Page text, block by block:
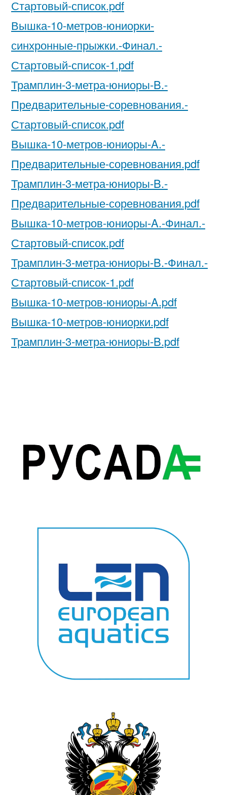
Стартовый-список.pdf
Вышка-10-метров-юниорки-
синхронные-прыжки.-Финал.-
Стартовый-список-1.pdf
Трамплин-3-метра-юниоры-B.-
Предварительные-соревнования.-
Стартовый-список.pdf
Вышка-10-метров-юниоры-A.-
Предварительные-соревнования.pdf
Трамплин-3-метра-юниоры-B.-
Предварительные-соревнования.pdf
Вышка-10-метров-юниоры-A.-Финал.-
Стартовый-список.pdf
Трамплин-3-метра-юниоры-B.-Финал.-
Стартовый-список-1.pdf
Вышка-10-метров-юниоры-A.pdf
Вышка-10-метров-юниорки.pdf
Трамплин-3-метра-юниоры-B.pdf